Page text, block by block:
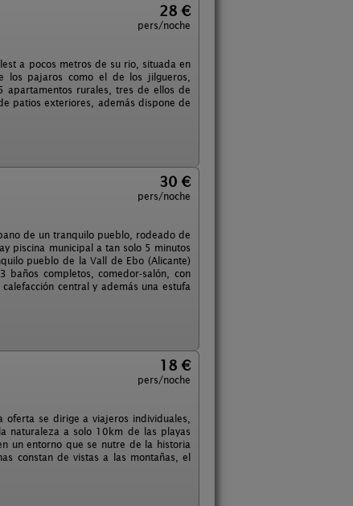
28 €
pers/noche
a pocos metros de su rio, situada en
los pajaros como el de los jilgueros,
apartamentos rurales, tres de ellos de
patios exteriores, además dispone de
30 €
pers/noche
de un tranquilo pueblo, rodeado de
piscina municipal a tan solo 5 minutos
pueblo de la Vall de Ebo (Alicante)
completos, comedor-salón, con
central y además una estufa
18 €
pers/noche
se dirige a viajeros individuales,
naturaleza a solo 10km de las playas
un entorno que se nutre de la historia
constan de vistas a las montañas, el